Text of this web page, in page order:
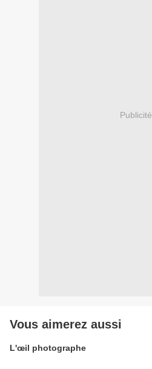
Publicité
Vous aimerez aussi
L'œil photographe